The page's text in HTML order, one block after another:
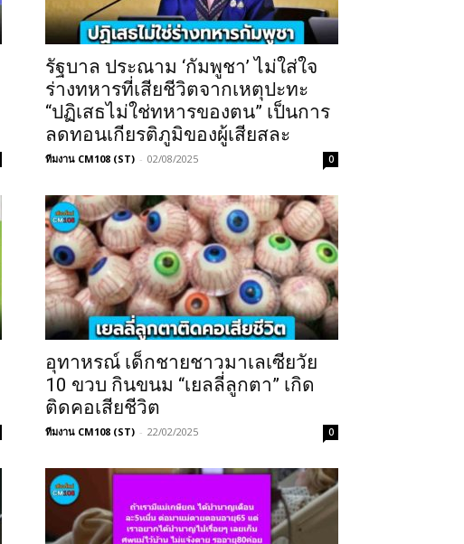
รัฐบาล ประณาม ‘กัมพูชา’ ไม่ใส่ใจ
ร่างทหารที่เสียชีวิตจากเหตุปะทะ
“ปฏิเสธไม่ใช่ทหารของตน” เป็นการ
ลดทอนเกียรติภูมิของผู้เสียสละ
ทีมงาน CM108 (ST) - 02/08/2025 0
อุทาหรณ์ เด็กชายชาวมาเลเซียวัย
10 ขวบ กินขนม “เยลลี่ลูกตา” เกิด
ติดคอเสียชีวิต
ทีมงาน CM108 (ST) - 22/02/2025 0